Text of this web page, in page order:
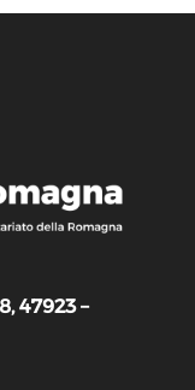
47923 –